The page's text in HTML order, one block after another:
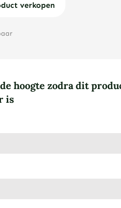
verkopen
hoogte zodra dit
is